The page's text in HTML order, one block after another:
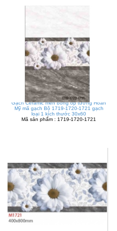
Gạch Ceramic men bóng ốp tường Hoàn
Mỹ mã gạch Bộ 1719-1720-1721 gạch
loại 1 kích thước 30x60
Mã sản phẩm : 1719-1720-1721